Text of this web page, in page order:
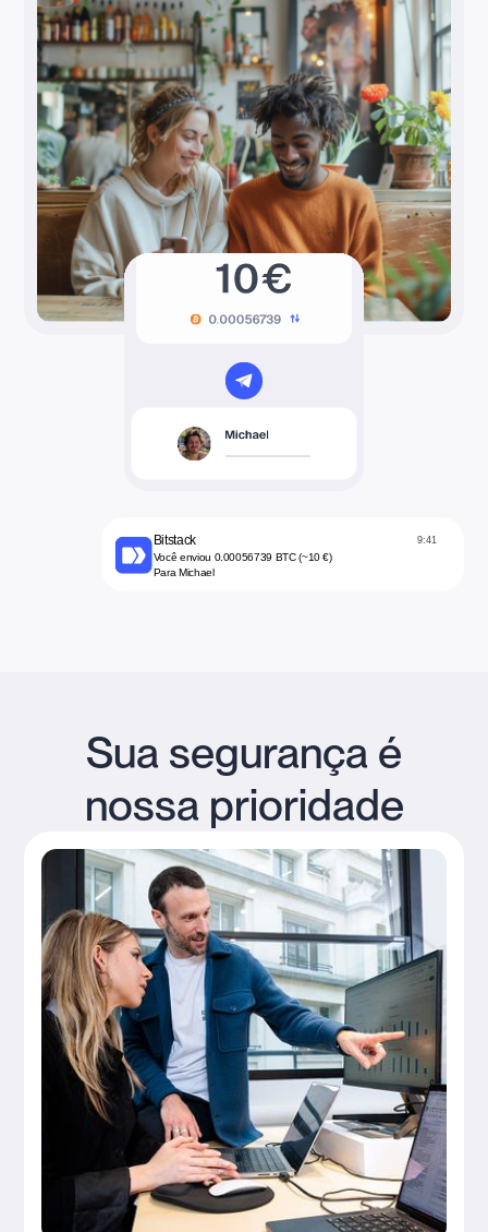
Bitstack 9:41
Você enviou 0.00056739 BTC (~10 €)
Para Michael
Sua segurança é
nossa prioridade